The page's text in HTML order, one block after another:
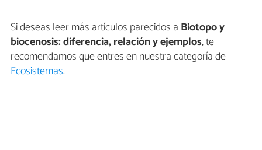
Si deseas leer más artículos parecidos a Biotopo y
biocenosis: diferencia, relación y ejemplos, te
recomendamos que entres en nuestra categoría de
Ecosistemas.